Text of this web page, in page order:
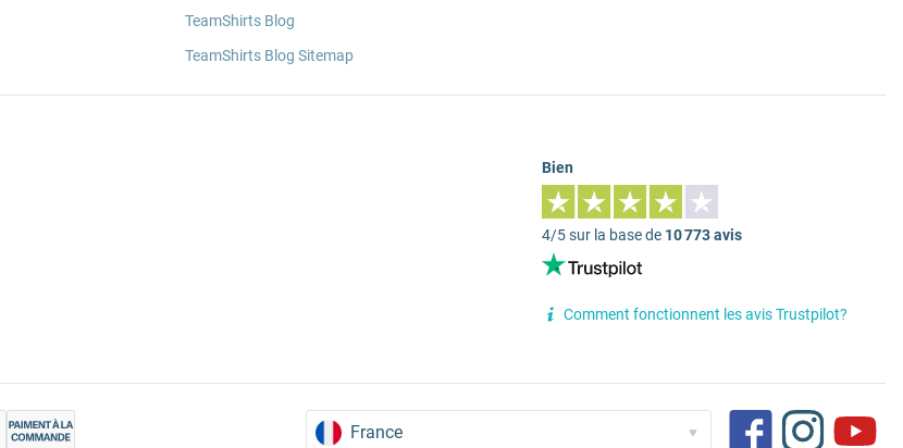
TeamShirts Blog
TeamShirts Blog Sitemap
Bien
4/5 sur la base de 10 773 avis
Comment fonctionnent les avis Trustpilot?
France